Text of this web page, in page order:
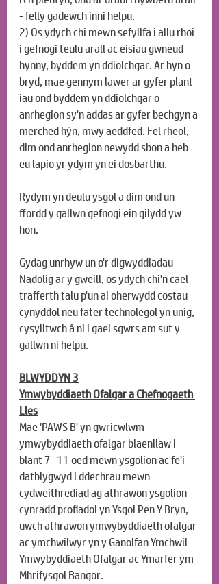
- felly gadewch inni helpu.
2) Os ydych chi mewn sefyllfa i allu rhoi
i gefnogi teulu arall ac eisiau gwneud
hynny, byddem yn ddiolchgar. Ar hyn o
bryd, mae gennym lawer ar gyfer plant
iau ond byddem yn ddiolchgar o
anrhegion sy'n addas ar gyfer bechgyn a
merched hŷn, mwy aeddfed. Fel rheol,
dim ond anrhegion newydd sbon a heb
eu lapio yr ydym yn ei dosbarthu.
Rydym yn deulu ysgol a dim ond un
ffordd y gallwn gefnogi ein gilydd yw
hon.
Gydag unrhyw un o'r digwyddiadau
Nadolig ar y gweill, os ydych chi'n cael
trafferth talu p'un ai oherwydd costau
cynyddol neu fater technolegol yn unig,
cysylltwch â ni i gael sgwrs am sut y
gallwn ni helpu.
BLWYDDYN 3
Ymwybyddiaeth Ofalgar a Chefnogaeth
Lles
Mae 'PAWS B' yn gwricwlwm
ymwybyddiaeth ofalgar blaenllaw i
blant 7 -11 oed mewn ysgolion ac fe'i
datblygwyd i ddechrau mewn
cydweithrediad ag athrawon ysgolion
cynradd profiadol yn Ysgol Pen Y Bryn,
uwch athrawon ymwybyddiaeth ofalgar
ac ymchwilwyr yn y Ganolfan Ymchwil
Ymwybyddiaeth Ofalgar ac Ymarfer ym
Mhrifysgol Bangor.